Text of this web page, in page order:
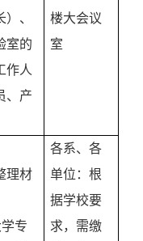
、
室的
作人
、产
楼大会议
室
理材
专
各系、各
单位：根
据学校要
求，需缴